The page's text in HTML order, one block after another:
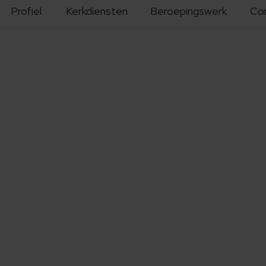
Profiel Kerkdiensten Beroepingswerk